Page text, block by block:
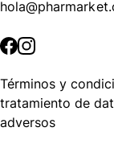
Términos y
tratamiento de
adversos